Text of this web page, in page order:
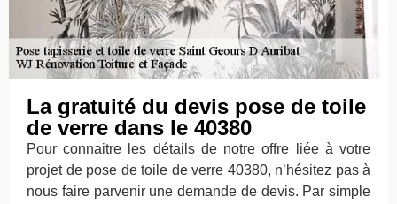
La gratuité du devis pose de toile
de verre dans le 40380
Pour connaitre les détails de notre offre liée à votre
projet de pose de toile de verre 40380, n’hésitez pas à
nous faire parvenir une demande de devis. Par simple